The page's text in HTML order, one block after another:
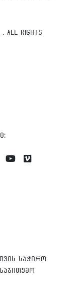
. All Rights
LinkedinYoutube
საჭირო